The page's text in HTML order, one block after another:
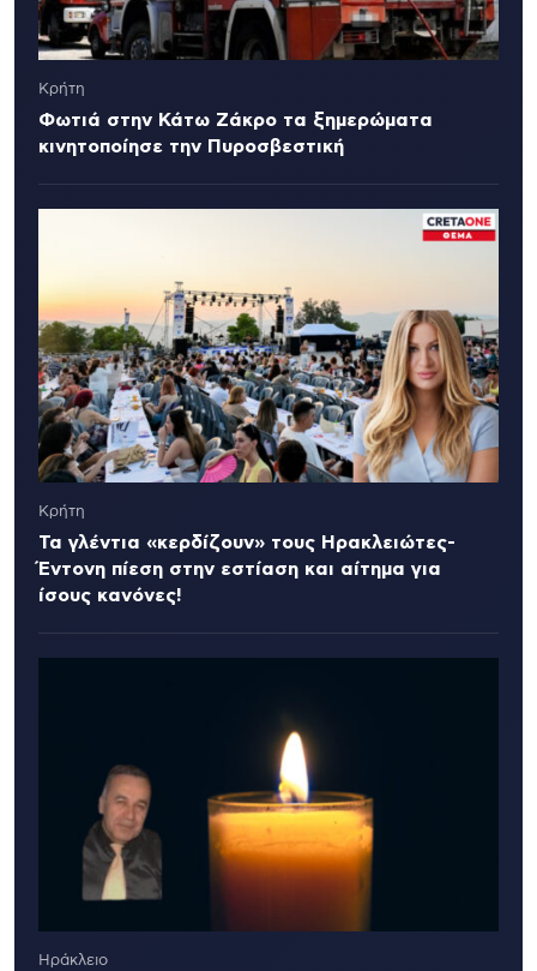
Κρήτη
Φωτιά στην Κάτω Ζάκρο τα ξημερώματα
κινητοποίησε την Πυροσβεστική
Κρήτη
Τα γλέντια «κερδίζουν» τους Ηρακλειώτες-
Έντονη πίεση στην εστίαση και αίτημα για
ίσους κανόνες!
Ηράκλειο